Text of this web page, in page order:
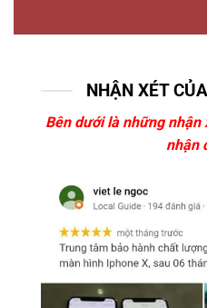
NHẬN XÉT
Bên dưới là những
nhận